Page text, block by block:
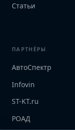
Статьи
ПАРТНЁРЫ
АвтоСпектр
Infovin
ST-KT.ru
РОАД